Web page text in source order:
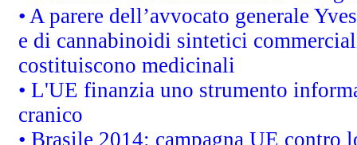
• A parere dell’avvocato generale
e di cannabinoidi sintetici
costituiscono medicinali
• L'UE finanzia uno strumento
cranico
• Brasile 2014: campagna UE contro